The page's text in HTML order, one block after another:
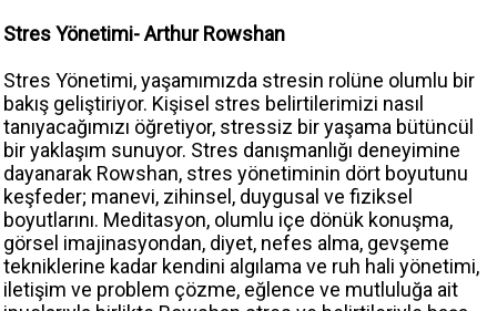
Stres Yönetimi- Arthur Rowshan
Stres Yönetimi, yaşamımızda stresin rolüne olumlu bir
bakış geliştiriyor. Kişisel stres belirtilerimizi nasıl
tanıyacağımızı öğretiyor, stressiz bir yaşama bütüncül
bir yaklaşım sunuyor. Stres danışmanlığı deneyimine
dayanarak Rowshan, stres yönetiminin dört boyutunu
keşfeder; manevi, zihinsel, duygusal ve fiziksel
boyutlarını. Meditasyon, olumlu içe dönük konuşma,
görsel imajinasyondan, diyet, nefes alma, gevşeme
tekniklerine kadar kendini algılama ve ruh hali yönetimi,
iletişim ve problem çözme, eğlence ve mutluluğa ait